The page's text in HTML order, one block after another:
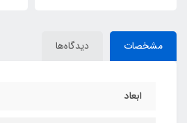
مشخصات دیدگاه‌ها
ابعاد